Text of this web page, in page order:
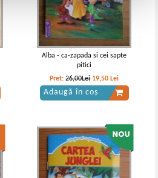
Alba - ca-zapada si cei sapte
pitici
Pret:26,00Lei 19,50 Lei
Adaugă în coș